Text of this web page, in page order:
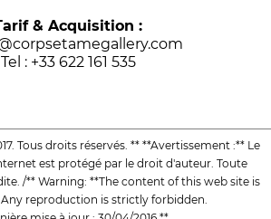
& Acquisition :
Tel : +33 622 161 535
Tous droits réservés. ** **Avertissement :** Le
est protégé par le droit d'auteur. Toute
/** Warning: **The content of this web site is
reproduction is strictly forbidden.